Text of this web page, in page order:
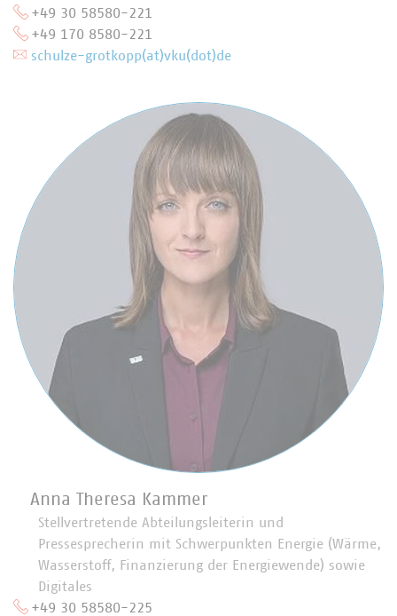
+49 30 58580-221
+49 170 8580-221
schulze-grotkopp(at)vku(dot)de
Anna Theresa Kammer
Stellvertretende Abteilungsleiterin und
Pressesprecherin mit Schwerpunkten Energie (Wärme,
Wasserstoff, Finanzierung der Energiewende) sowie
Digitales
+49 30 58580-225